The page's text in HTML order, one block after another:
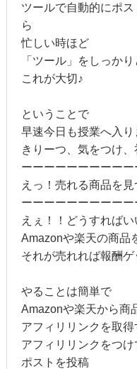
ツールで自動的にポ
ら
忙しい時ほど
「ツール」をしっか
これが大切♪
ということで
早速今日も授業へ入り
きりーつ、気をつけ、
ーーーーーーーーー
えっ！売れる商品を
ーーーーーーーーー
えぇ！！どうすればい
Amazonや楽天の商品
それが売れれば報酬
やることは簡単で
Amazonや楽天から商
アフィリリンクを取得
アフィリリンクをつ
ポストを投稿